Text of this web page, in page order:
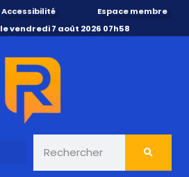
Accessibilité
Espace membre
vendredi 7 août 2026 07h58